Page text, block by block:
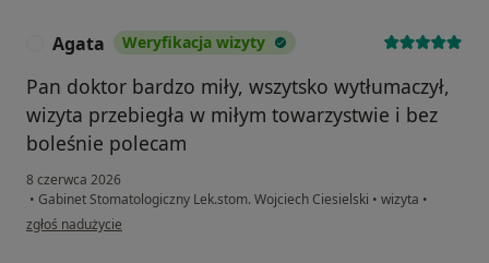
Agata Weryfikacja wizyty
Pan doktor bardzo miły, wszytsko wytłumaczył,
wizyta przebiegła w miłym towarzystwie i bez
boleśnie polecam
8 czerwca 2026
• Gabinet Stomatologiczny Lek.stom. Wojciech Ciesielski • wizyta •
w opinii użytkownika Agata
zgłoś nadużycie